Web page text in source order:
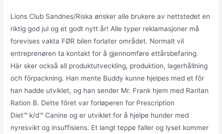
Lions Club Sandnes/Riska ønsker alle brukere av nettstedet en
riktig god jul og et godt nytt år! Alle typer reklamasjoner må
forevises vakta FØR bilen forlater området. Normalt vil
entreprenøren ta kontakt for å gjennomføre ettårsbefaring.
Här sker också all produktutveckling, produktion, lagerhållning
och förpackning. Han mente Buddy kunne hjelpes med et fôr
han hadde utviklet, og han sender Mr. Frank hjem med Raritan
Ration B. Dette fôret var forløperen for Prescription
Diet™ k/d™ Canine og er utviklet for å hjelpe hunder med
nyresvikt og insuffisiens. Et langt teppe faller og lyset kommer